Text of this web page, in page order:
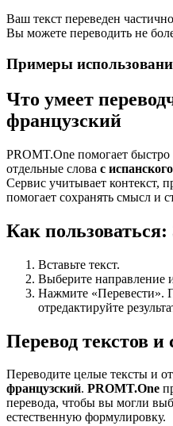
Ваш текст переведен
Вы можете переводить не
Примеры
Что умеет
французский
PROMT.One помогает
отдельные слова с
Сервис учитывает контекст,
помогает сохранять смысл и
Как
Вставьте текст.
Выберите направление
Нажмите «Перевести».
отредактируйте
Перевод текстов и
Переводите целые тексты и
французский. PROMT.One
перевода, чтобы вы могли
естественную формулировку.